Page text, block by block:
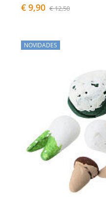
€ 9,90 € 12,50
NOVIDADES